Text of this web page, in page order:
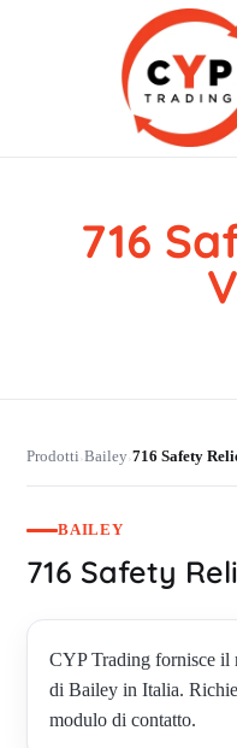
CYP Trading
Professionelle Ersatzteilbeschaffung
716
Prodotti›Bailey›716 Safety
BAILEY
716 Safety
CYP Trading fornisce il
di Bailey in Italia.
modulo di contatto.